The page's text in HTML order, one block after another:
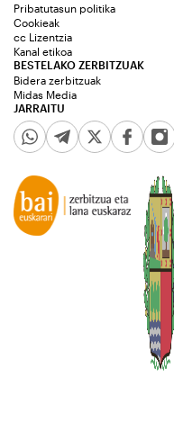
JARRAITU
Pribatutasun politika
Cookieak
cc Lizentzia
Kanal etikoa
BESTELAKO ZERBITZUAK
Bidera zerbitzuak
Midas Media